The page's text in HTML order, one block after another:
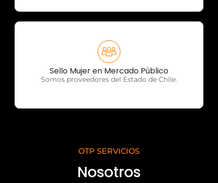
Sello Mujer en Mercado Público
Somos proveedores del Estado de Chile.
OTP Servicios
OTP SERVICIOS
Nosotros